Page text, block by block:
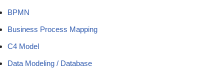
BPMN
Business Process Mapping
C4 Model
Data Modeling / Database